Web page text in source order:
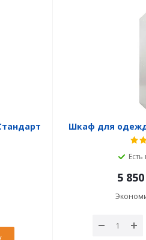
Шкаф для
5 850